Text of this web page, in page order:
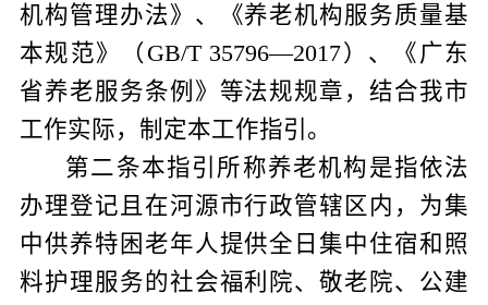
机构管理办法》、《养老机构服务质量基
本规范》（ GB/T 35796—2017）、《广东
省养老服务条例》等法规规章，结合我市
工作实际，制定本工作指引。
第二条本指引所称养老机构是指依法
办理登记且在河源市行政管辖区内，为集
中供养特困老年人提供全日集中住宿和照
料护理服务的社会福利院、敬老院、公建